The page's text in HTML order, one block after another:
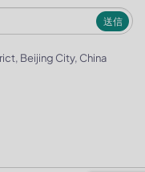
送信
Beijing City, China